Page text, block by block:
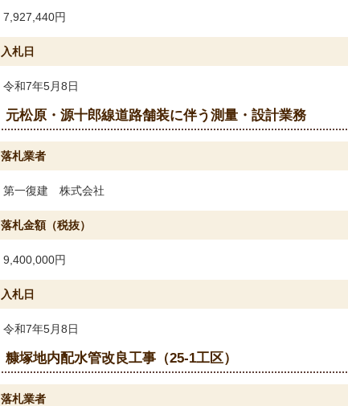
7,927,440円
入札日
令和7年5月8日
元松原・源十郎線道路舗装に伴う測量・設計業務
落札業者
第一復建 株式会社
落札金額（税抜）
9,400,000円
入札日
令和7年5月8日
糠塚地内配水管改良工事（25-1工区）
落札業者